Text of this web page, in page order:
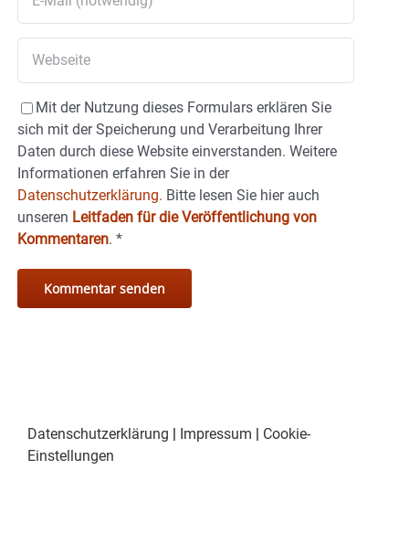
Mit der Nutzung dieses Formulars erklären Sie
sich mit der Speicherung und Verarbeitung Ihrer
Daten durch diese Website einverstanden. Weitere
Informationen erfahren Sie in der
Datenschutzerklärung. Bitte lesen Sie hier auch
unseren Leitfaden für die Veröffentlichung von
Kommentaren. *
Datenschutzerklärung | Impressum | Cookie-
Einstellungen